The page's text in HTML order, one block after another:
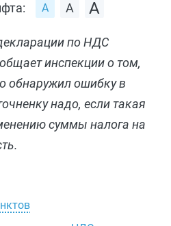
по НДС
инспекции о том,
обнаружил ошибку в
надо, если такая
суммы налога на